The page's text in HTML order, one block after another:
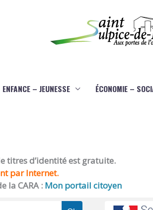
ENFANCE – JEUNESSE ÉCONOMIE –
titres d’identité est gratuite.
par Internet.
la CARA : Mon portail citoyen